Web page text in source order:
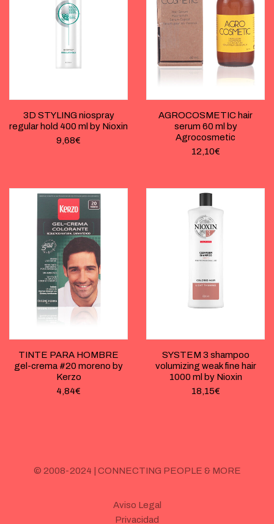
3D STYLING niospray
regular hold 400 ml by Nioxin
9,68€
AGROCOSMETIC hair
serum 60 ml by
Agrocosmetic
12,10€
TINTE PARA HOMBRE
gel-crema #20 moreno by
Kerzo
4,84€
SYSTEM 3 shampoo
volumizing weak fine hair
1000 ml by Nioxin
18,15€
© 2008-2024 | CONNECTING PEOPLE & MORE
Aviso Legal
Privacidad